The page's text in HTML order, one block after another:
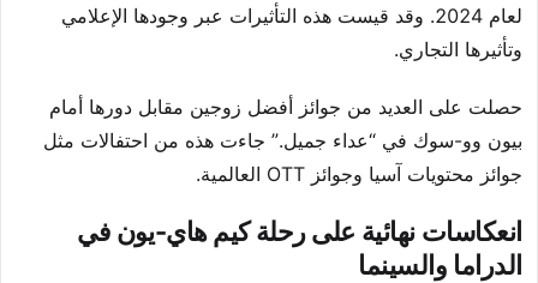
لعام 2024. وقد قيست هذه التأثيرات عبر وجودها الإعلامي
وتأثيرها التجاري.
حصلت على العديد من جوائز أفضل زوجين مقابل دورها أمام
بيون وو-سوك في “عداء جميل.” جاءت هذه من احتفالات مثل
جوائز محتويات آسيا وجوائز OTT العالمية.
انعكاسات نهائية على رحلة كيم هاي-يون في
الدراما والسينما